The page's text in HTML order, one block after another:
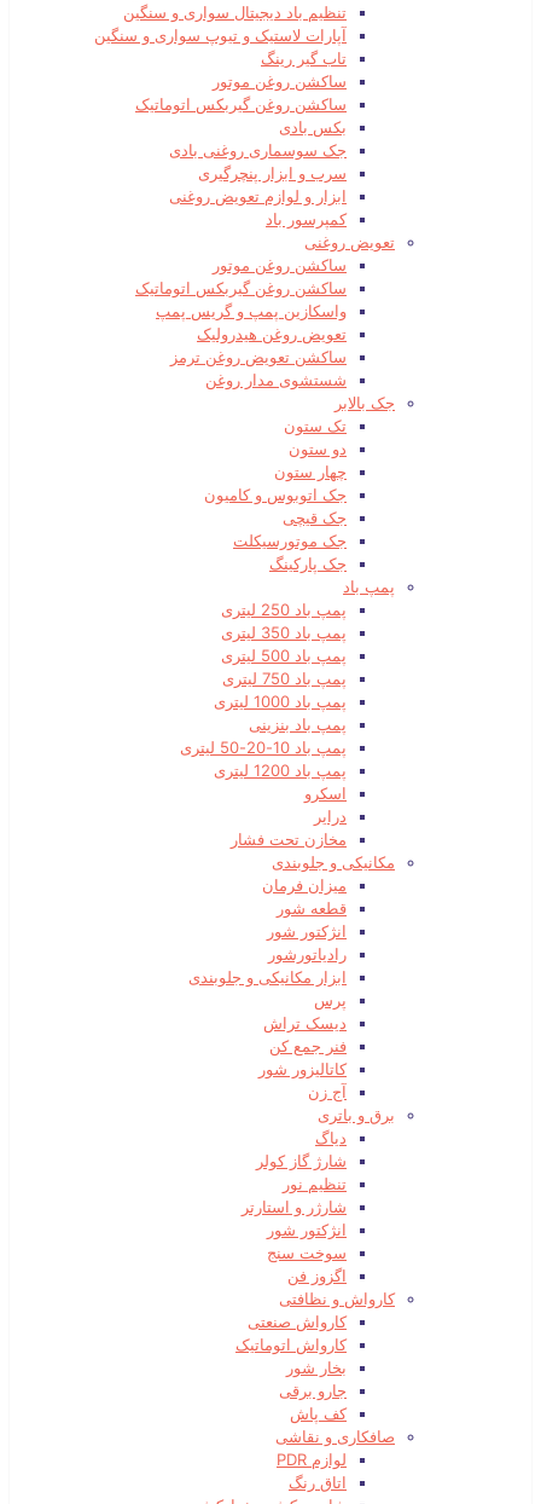
تنظیم باد دیجیتال سواری و سنگین
آپارات لاستیک و تیوپ سواری و سنگین
تاب گیر رینگ
ساکشن روغن موتور
ساکشن روغن گیربکس اتوماتیک
بکس بادی
جک سوسماری روغنی بادی
سرب و ابزار پنچرگیری
ابزار و لوازم تعویض روغنی
کمپرسور باد
تعویض روغنی
ساکشن روغن موتور
ساکشن روغن گیربکس اتوماتیک
واسکازین پمپ و گریس پمپ
تعویض روغن هیدرولیک
ساکشن تعویض روغن ترمز
شستشوی مدار روغن
جک بالابر
تک ستون
دو ستون
چهار ستون
جک اتوبوس و کامیون
جک قیچی
جک موتورسیکلت
جک پارکینگ
پمپ باد
پمپ باد 250 لیتری
پمپ باد 350 لیتری
پمپ باد 500 لیتری
پمپ باد 750 لیتری
پمپ باد 1000 لیتری
پمپ باد بنزینی
پمپ باد 10-20-50 لیتری
پمپ باد 1200 لیتری
اسکرو
درایر
مخازن تحت فشار
مکانیکی و جلوبندی
میزان فرمان
قطعه شور
انژکتور شور
رادیاتورشور
ابزار مکانیکی و جلوبندی
پرس
دیسک تراش
فنر جمع کن
کاتالیزور شور
آج زن
برق و باتری
دیاگ
شارژ گاز کولر
تنظیم نور
شارژر و استارتر
انژکتور شور
سوخت سنج
اگزوز فن
کارواش و نظافتی
کارواش صنعتی
کارواش اتوماتیک
بخار شور
جارو برقی
کف پاش
صافکاری و نقاشی
لوازم PDR
اتاق رنگ